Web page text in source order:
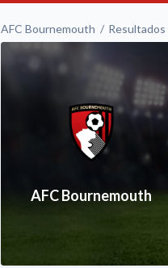
AFC Bournemouth Resultados
AFC Bournemouth